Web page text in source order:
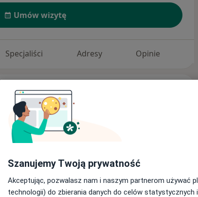
Umów wizytę
Specjaliści Adresy Opinie
oferujące pełen zakres leczenia
lekarska, nowoczesny sprzęt i technologie
świadczonych usług.
Szanujemy Twoją prywatność
Akceptując, pozwalasz nam i naszym partnerom używać
technologii) do zbierania danych do celów